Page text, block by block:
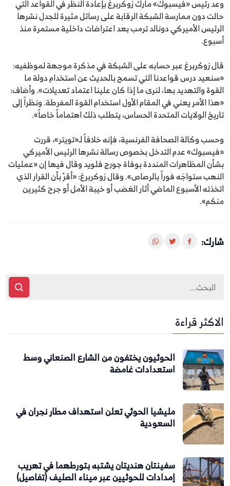
وعد رئيس «فيسبوك» مارك زوكربرغ بإعادة النظر في القواعد التي
حالت دون ممارسة الشبكة الرقابة على رسائل مثيرة للجدل نشرها
الرئيس الأميركي دونالد ترمب بعد اعتراضات داخلية مستمرة منذ
أسبوع.
قال زوكربرغ عبر حسابه على الشبكة في مذكرة موجهة لموظفيه:
«سنعيد درس قواعدنا التي تسمح بالحديث عن استخدام دولة ما
القوة والتهديد بها، لنرى ما إذا كان علينا اعتماد تعديلات». وأضاف:
«هذا الأمر يعني في المقام الأول استخدام القوة المفرطة. ونظراً إلى
تاريخ الولايات المتحدة الحساس، يتطلب ذلك اهتماماً خاصاً».
وحسب وكالة الصحافة الفرنسية، فإنه خلافاً لـ«تويتر»، قررت
«فيسبوك» عدم التدخل بخصوص رسالة نشرها الرئيس الأميركي
بشأن المظاهرات المنددة بوفاة جورج فلويد وقال فيها إن «عمليات
النهب ستواجَه فوراً بالرصاص». وقال زوكربرغ: «أقرّ بأن القرار الذي
اتخذته الأسبوع الماضي أثار الغضب أو خيبة الأمل أو جرح كثيرين
منكم».
شارك:
الاكثر قراءة
الحوثيون يختفون من الشارع الصنعاني وسط
استعدادات غامضة
مليشيا الحوثي تعلن استهداف مطار نجران في
السعودية
سفينتان هنديتان يشتبه بتورطهما في تهريب
إمدادات للحوثيين عبر ميناء الصليف (تفاصيل)